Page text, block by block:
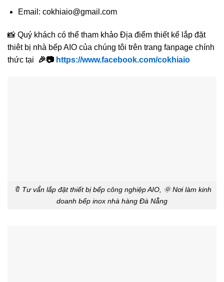
Email: cokhiaio@gmail.com
📸 Quý khách có thể tham khảo Đị̣a điểm thiết kế lắp đặt
thiêt bị nhà bếp AIO của chúng tôi trên trang fanpage chính
thức tại
🎉📷 https://www.facebook.com/cokhiaio
🔖 Tư vấ́n lắp đặt thiết bị bếp công nghiệp AIO, 🌞 Nơi làm kinh
doanh bếp inox nhà hàng Đà Nẵng